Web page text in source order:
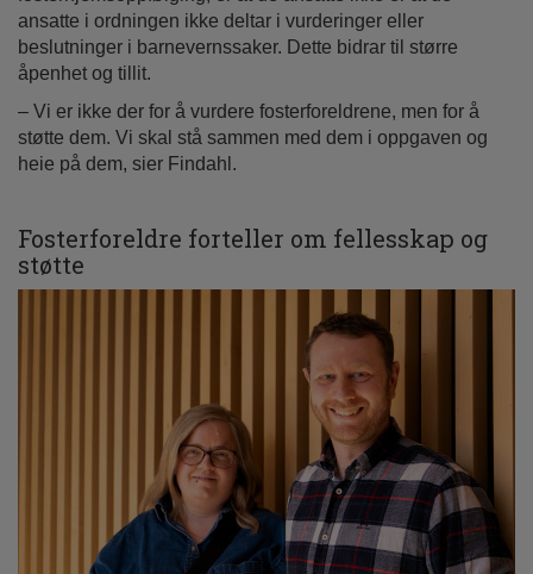
ansatte i ordningen ikke deltar i vurderinger eller
beslutninger i barnevernssaker. Dette bidrar til større
åpenhet og tillit.
– Vi er ikke der for å vurdere fosterforeldrene, men for å
støtte dem. Vi skal stå sammen med dem i oppgaven og
heie på dem, sier Findahl.
Fosterforeldre forteller om fellesskap og
støtte